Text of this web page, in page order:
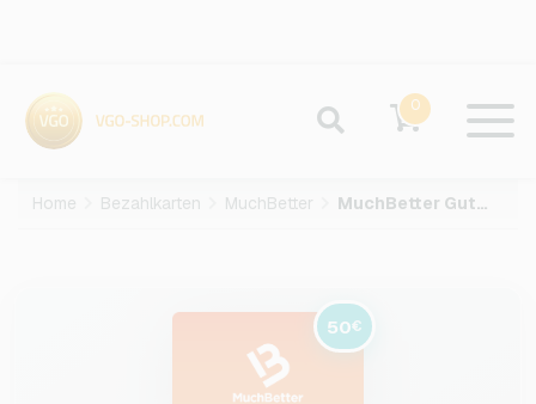
0
Home Bezahlkarten MuchBetter MuchBetter Gutschein-50-EUR
50€